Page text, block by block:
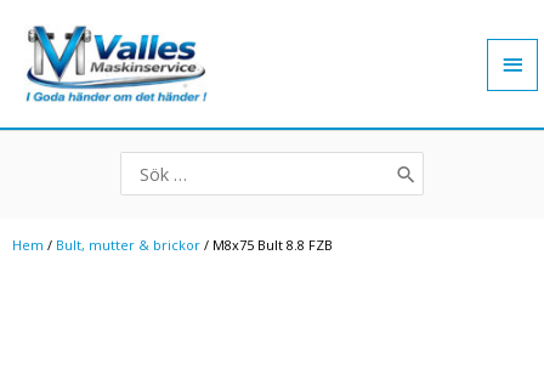
innehåll
Search
for:
Hem / Bult, mutter & brickor / M8x75 Bult 8.8 FZB